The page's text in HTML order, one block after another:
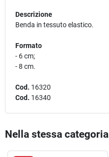
Descrizione
Benda in tessuto elastico.
Formato
- 6 cm;
- 8 cm.
Cod. 16320
Cod. 16340
Nella stessa categoria